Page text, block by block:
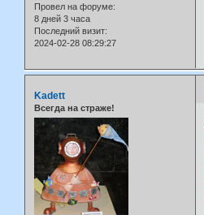
Провел на форуме:
8 дней 3 часа
Последний визит:
2024-02-28 08:29:27
Kadett
Всегда на страже!